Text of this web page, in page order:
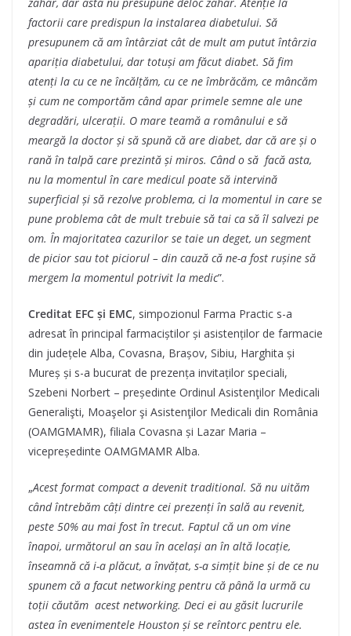
factorii care predispun la instalarea diabetului. Să
presupunem că am întârziat cât de mult am putut întârzia
apariția diabetului, dar totuși am făcut diabet. Să fim
atenți la cu ce ne încălțăm, cu ce ne îmbrăcăm, ce mâncăm
și cum ne comportăm când apar primele semne ale une
degradări, ulcerații. O mare teamă a românului e să
meargă la doctor și să spună că are diabet, dar că are și o
rană în talpă care prezintă și miros. Când o să facă asta,
nu la momentul în care medicul poate să intervină
superficial și să rezolve problema, ci la momentul in care se
pune problema cât de mult trebuie să tai ca să îl salvezi pe
om. În majoritatea cazurilor se taie un deget, un segment
de picior sau tot piciorul – din cauză că ne-a fost rușine să
mergem la momentul potrivit la medic”.
Creditat EFC și EMC, simpozionul Farma Practic s-a
adresat în principal farmaciștilor și asistenților de farmacie
din județele Alba, Covasna, Brașov, Sibiu, Harghita și
Mureș și s-a bucurat de prezența invitaților speciali,
Szebeni Norbert – președinte Ordinul Asistenţilor Medicali
Generalişti, Moaşelor şi Asistenţilor Medicali din România
(OAMGMAMR), filiala Covasna și Lazar Maria –
vicepreședinte OAMGMAMR Alba.
„Acest format compact a devenit traditional. Să nu uităm
când întrebăm câți dintre cei prezenți în sală au revenit,
peste 50% au mai fost în trecut. Faptul că un om vine
înapoi, următorul an sau în același an în altă locație,
înseamnă că i-a plăcut, a învățat, s-a simțit bine și de ce nu
spunem că a facut networking pentru că până la urmă cu
toții căutăm acest networking. Deci ei au găsit lucrurile
astea în evenimentele Houston și se reîntorc pentru ele.